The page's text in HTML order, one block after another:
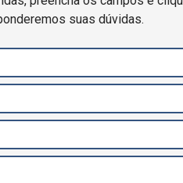
suas dúvidas.